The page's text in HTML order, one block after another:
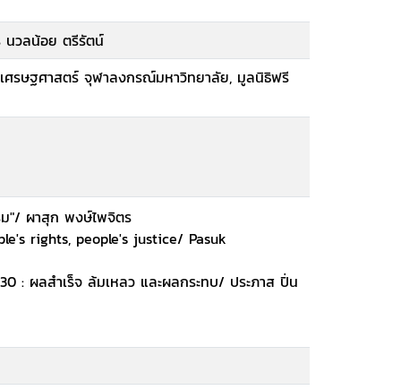
นวลน้อย ตรีรัตน์
ศรษฐศาสตร์ จุฬาลงกรณ์มหาวิทยาลัย, มูลนิธิฟรี
ม"/ ผาสุก พงษ์ไพจิตร
rights, people's justice/ Pasuk
: ผลสำเร็จ ล้มเหลว และผลกระทบ/ ประภาส ปิ่น
ภาพร อติวานิชยพงศ์
สตร์ในการทอนอำนาจต่อรองของขบวนการ
ตรกุล ณ อยุธยา, บัณฑิตย์ ธนชัยเศรษฐวุฒิ